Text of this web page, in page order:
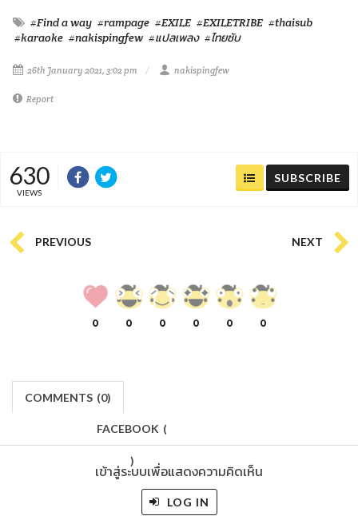
#Find a way #rampage #EXILE #EXILETRIBE #thaisub
#karaoke #nakispingfew #แปลเพลง #ไทยซับ
26th January 2021, 3:02 pm nakispingfew
Report
630
VIEWS
SUBSCRIBE
PREVIOUS NEXT
0 0 0 0 0 0
COMMENTS (0)
FACEBOOK (
)
เข้าสู่ระบบเพื่อแสดงความคิดเห็น
LOG IN